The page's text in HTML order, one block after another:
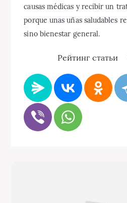
causas médicas y recibir un
porque unas uñas saludables
sino bienestar general.
Рейтинг статьи